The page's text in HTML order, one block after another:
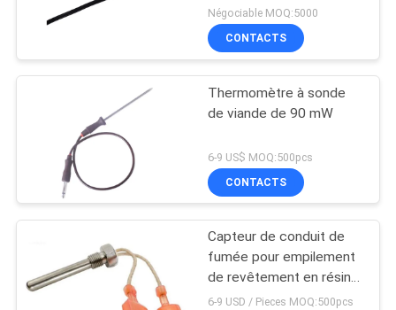
Négociable MOQ:5000
CONTACTS
Thermomètre à sonde
de viande de 90 mW
6-9 US$ MOQ:500pcs
CONTACTS
Capteur de conduit de
fumée pour empilement
de revêtement en résine
époxy
6-9 USD / Pieces MOQ:500pcs